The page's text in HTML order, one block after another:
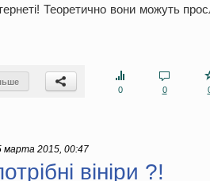
Теоретично вони можуть
0
0
марта 2015, 00:47
вініри ?!